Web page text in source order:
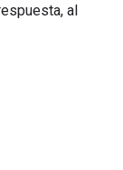
al